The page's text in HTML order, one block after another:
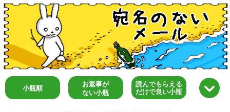
小瓶順
お返事が
ない小瓶
読んでもらえる
だけで良い小瓶